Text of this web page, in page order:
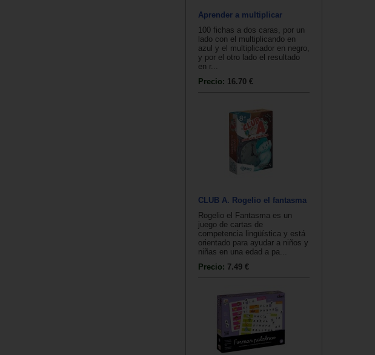
Aprender a multiplicar
100 fichas a dos caras, por un
lado con el multiplicando en
azul y el multiplicador en negro,
y por el otro lado el resultado
en r...
Precio: 16.70 €
CLUB A. Rogelio el fantasma
Rogelio el Fantasma es un
juego de cartas de
competencia lingüística y está
orientado para ayudar a niños y
niñas en una edad a pa...
Precio: 7.49 €